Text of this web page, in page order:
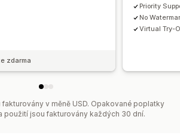
zdarma
Priority
No
Virtual Try-
v měně USD. Opakované poplatky
použití jsou fakturovány každých 30 dní.